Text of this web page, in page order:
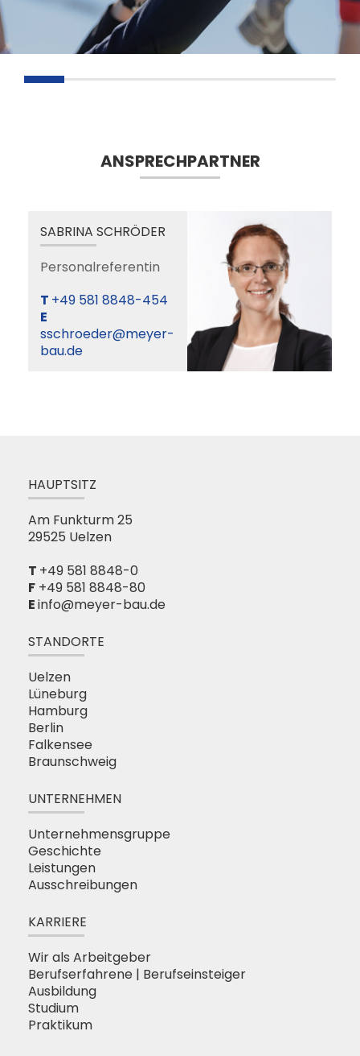
ANSPRECHPARTNER
SABRINA SCHRÖDER
Personalreferentin
+49 581 8848-454
sschroeder@meyer-
bau.de
HAUPTSITZ
Am Funkturm 25
29525 Uelzen
+49 581 8848-0
F +49 581 8848-80
info@meyer-bau.de
STANDORTE
Uelzen
Lüneburg
Hamburg
Berlin
Falkensee
Braunschweig
UNTERNEHMEN
Unternehmensgruppe
Geschichte
Leistungen
Ausschreibungen
KARRIERE
Wir als Arbeitgeber
Berufserfahrene | Berufseinsteiger
Ausbildung
Studium
Praktikum